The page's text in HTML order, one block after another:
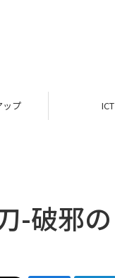
ップ ICT
-破邪の